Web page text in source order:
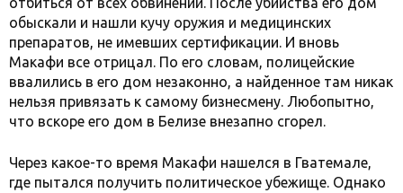
обыскали и нашли кучу оружия и медицинских
препаратов, не имевших сертификации. И вновь
Макафи все отрицал. По его словам, полицейские
ввалились в его дом незаконно, а найденное там никак
нельзя привязать к самому бизнесмену. Любопытно,
что вскоре его дом в Белизе внезапно сгорел.
Через какое-то время Макафи нашелся в Гватемале,
где пытался получить политическое убежище. Однако